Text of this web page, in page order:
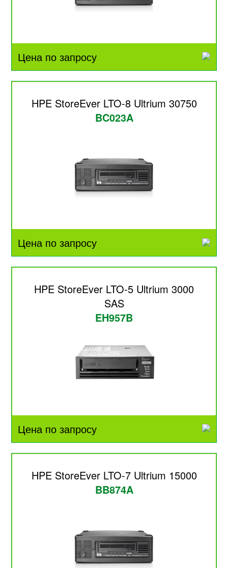
Цена по запросу
HPE StoreEver LTO-8 Ultrium 30750
BC023A
Цена по запросу
HPE StoreEver LTO-5 Ultrium 3000
SAS
EH957B
Цена по запросу
HPE StoreEver LTO-7 Ultrium 15000
BB874A